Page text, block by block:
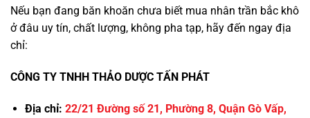
Nếu bạn đang băn khoăn chưa biết mua nhân trần bắc khô
ở đâu uy tín, chất lượng, không pha tạp, hãy đến ngay địa
chỉ:
CÔNG TY TNHH THẢO DƯỢC TẤN PHÁT
Địa chỉ: 22/21 Đường số 21, Phường 8, Quận Gò Vấp,